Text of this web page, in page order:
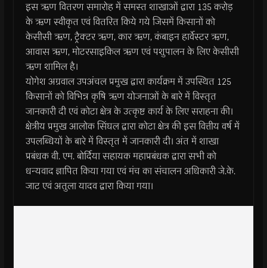
इस ऋण वितरण समारोह में समस्त शाखाओं द्वारा 135 करोड़
के ऋण स्वीकृत एवं वितरित किये गये जिसमें किसानों को
केसीसी ऋण, ट्रैक्टर ऋण, कार ऋण, कंबाइन हार्वेस्टर ऋण,
आवास ऋण, मोटरसाइकिल ऋण एवं पशुपालन के लिए केसीसी
ऋण शामिल है।
योगेश अग्रवाल उपअंचल प्रमुख द्वारा कार्यक्रम में उपस्थित 125
किसानों को विभिन्न कृषि ऋण योजनाओं के बारे में विस्तृत
जानकारी दी एवं कोटा क्षेत्र के उत्कृष्ट कार्य के लिए सराहना की।
क्षेत्रीय प्रमुख आलोक सिंघल द्वारा कोटा क्षेत्र की इस वित्तीय वर्ष में
उपलब्धियों के बारे में विस्तृत में जानकारी दी। अंत में शाखा
प्रबंधक वी. एम. बोर्दिया सहायक महाप्रबंधक द्वारा सभी को
धन्यवाद ज्ञापित किया गया एवं मंच का संचालन अधिकारी जे.के.
जाट एवं अतुला यादव द्वारा किया गया।